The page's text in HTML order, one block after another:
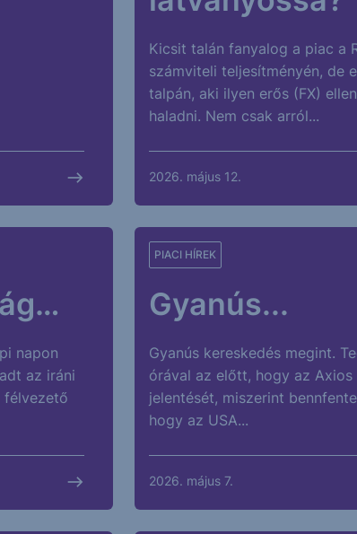
Kicsit talán fanyalog a piac a
számviteli teljesítményén, de
talpán, aki ilyen erős (FX)
haladni. Nem csak arról...
2026. május 12.
napon
az iráni
félvezető
Gyanús...
PIACI HÍREK
Gyanús kereskedés megint.
órával az előtt, hogy az
jelentését, miszerint
hogy az USA...
2026. május 7.